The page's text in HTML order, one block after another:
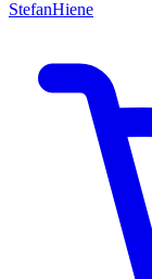
StefanHiene